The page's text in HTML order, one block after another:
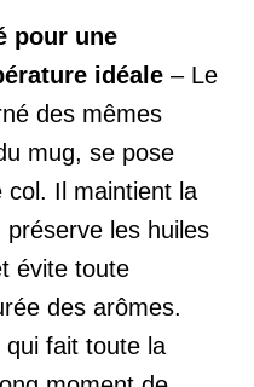
pour une
idéale – Le
des mêmes
mug, se pose
col. Il maintient la
les huiles
évite toute
des arômes.
qui fait toute la